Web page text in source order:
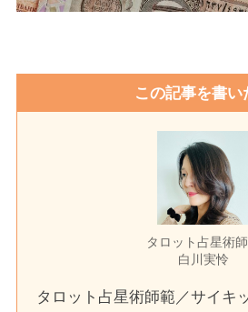
この記事を書い
タロット占星術
白川実怜
タロット占星術師範／サイキ